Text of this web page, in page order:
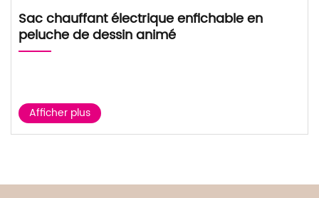
Sac chauffant électrique enfichable en
peluche de dessin animé
Afficher plus